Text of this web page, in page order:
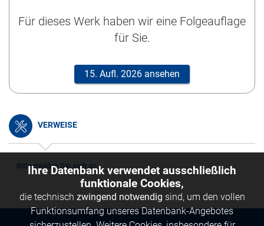
Für dieses Werk haben wir eine Folgeauflage
für Sie.
15. Aufl. 2026 ansehen
VERWEISE
Bitte melden Sie sich an.
Ihre Datenbank verwendet ausschließlich
funktionale Cookies,
die technisch zwingend notwendig sind, um den vollen
Funktionsumfang unseres Datenbank-Angebotes